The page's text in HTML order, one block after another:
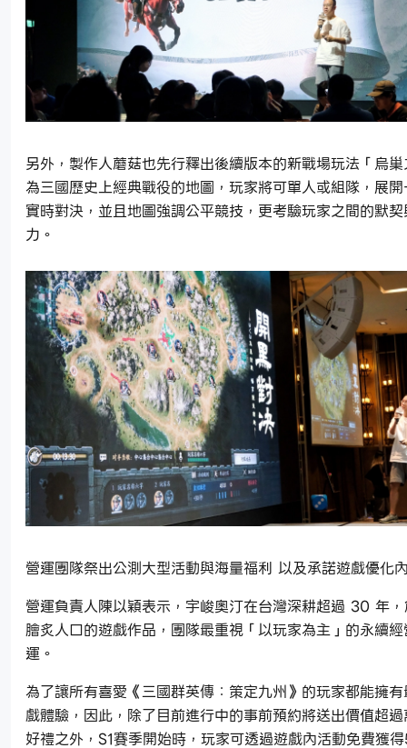
另外，製作人蘑菇也先行釋出後續版本的新戰場玩法「烏
為三國歷史上經典戰役的地圖，玩家將可單人或組隊，展
實時對決，並且地圖強調公平競技，更考驗玩家之間的默
力。
營運團隊祭出公測大型活動與海量福利 以及承諾遊戲優化
營運負責人陳以穎表示，宇峻奧汀在台灣深耕超過 30 年
膾炙人口的遊戲作品，團隊最重視「以玩家為主」的永續
運。
為了讓所有喜愛《三國群英傳：策定九州》的玩家都能擁
戲體驗，因此，除了目前進行中的事前預約將送出價值超
好禮之外，S1賽季開始時，玩家可透過遊戲內活動免費獲